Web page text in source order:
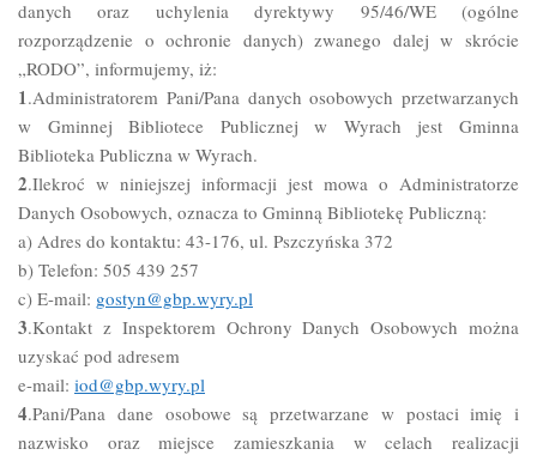
danych oraz uchylenia dyrektywy 95/46/WE (ogólne
rozporządzenie o ochronie danych) zwanego dalej w skrócie
„RODO”, informujemy, iż:
1.Administratorem Pani/Pana danych osobowych przetwarzanych
w Gminnej Bibliotece Publicznej w Wyrach jest Gminna
Biblioteka Publiczna w Wyrach.
2.Ilekroć w niniejszej informacji jest mowa o Administratorze
Danych Osobowych, oznacza to Gminną Bibliotekę Publiczną:
a) Adres do kontaktu: 43-176, ul. Pszczyńska 372
b) Telefon: 505 439 257
c) E-mail: gostyn@gbp.wyry.pl
3.Kontakt z Inspektorem Ochrony Danych Osobowych można
uzyskać pod adresem
e-mail: iod@gbp.wyry.pl
4.Pani/Pana dane osobowe są przetwarzane w postaci imię i
nazwisko oraz miejsce zamieszkania w celach realizacji